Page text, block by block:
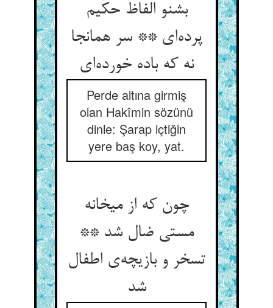
بشنو الفاظ حکیم
پرده‌‌ای ** سر همانجا
Perde altına girmiş
olan Hakîmin sözünü
dinle: Şarap içtiğin
yere baş koy, yat.
چون که از میخانه
مستی ضال شد **
تسخر و بازیچه‌‌ی اطفال
شد